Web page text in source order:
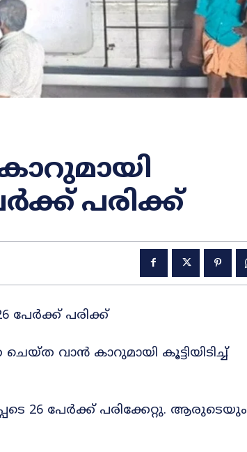
പരിക്ക്
പേർക്ക് പരിക്ക്
വാൻ കാറുമായി കൂട്ടിയിടിച്ച്
26 പേർക്ക് പരിക്കേറ്റു. ആരുടെയും